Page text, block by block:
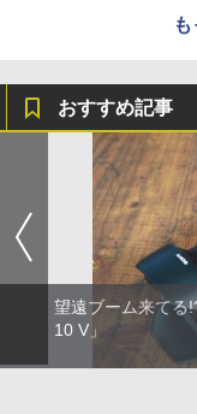
おすすめ記事
望遠ブーム来てる
10 V」